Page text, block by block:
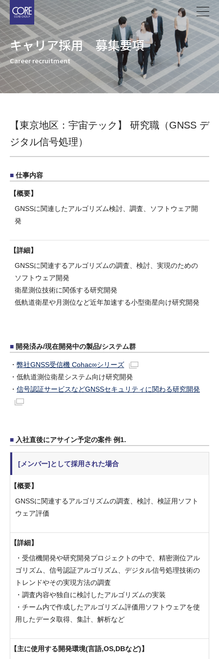
メ
イ
ン
コ
ン
テ
ン
ツ
キャリア採用 募集要項
Career recruitment
【東京地区：宇宙テック】 研究職（GNSS デ
ジタル信号処理）
仕事内容
概要
GNSSに関連したアルゴリズム検討、調査、ソフトウェア開
発
詳細
GNSSに関連するアルゴリズムの調査、検討、実現のための
ソフトウェア開発
衛星測位技術に関係する研究開発
低軌道衛星や月測位など近年加速する小型衛星向け研究開発
開発済み/現在開発中の製品/システム群
・ 弊社GNSS受信機 Cohac∞シリーズ
・低軌道測位衛星システム向け研究開発
・ 信号認証サービスなどGNSSセキュリティに関わる研究開発
入社直後にアサイン予定の案件 例1.
[メンバー]として採用された場合
概要
GNSSに関連するアルゴリズムの調査、検討、検証用ソフト
ウェア評価
詳細
・受信機開発や研究開発プロジェクトの中で、精密測位アル
ゴリズム、信号認証アルゴリズム、デジタル信号処理技術の
トレンドやその実現方法の調査
・調査内容や独自に検討したアルゴリズムの実装
・チーム内で作成したアルゴリズム評価用ソフトウェアを使
用したデータ取得、集計、解析など
主に使用する開発環境(言語,OS,DBなど)